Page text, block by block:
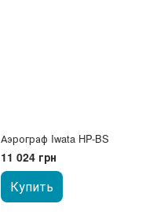
Аэрограф Iwata HP-BS
11 024 грн
Купить